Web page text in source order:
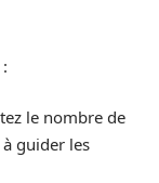
le nombre de
guider les